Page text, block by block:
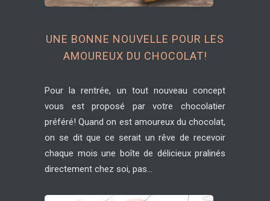
UNE BONNE NOUVELLE POUR LES
AMOUREUX DU CHOCOLAT!
Pour la rentrée, un tout nouveau concept
vous est proposé par votre chocolatier
préféré! Quand on est amoureux du chocolat,
on se dit que ce serait un rêve de recevoir
chaque mois une boîte de délicieux pralinés
directement chez soi, pas...